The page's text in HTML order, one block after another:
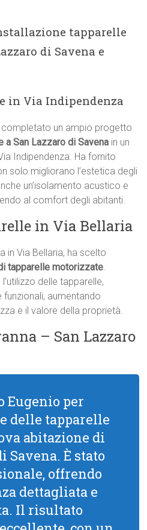
tapparelle
di Savena e
in Via Indipendenza
completato un ampio progetto
San Lazzaro di Savena in un
Indipendenza. Ha fornito
solo migliorano l’estetica degli
un’isolamento acustico e
al comfort degli abitanti.
in Via Bellaria
in Via Bellaria, ha scelto
tapparelle motorizzate.
delle tapparelle,
aumentando
e il valore della proprietà.
– San Lazzaro
Eugenio per
delle tapparelle
abitazione di
Savena. È stato
offrendo
dettagliata e
Il risultato